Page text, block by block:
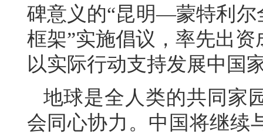
碑意义的“昆明—蒙特利尔
框架”实施倡议，率先出
以实际行动支持发展中国
地球是全人类的共同家
会同心协力。中国将继续